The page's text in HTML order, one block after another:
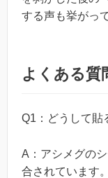
する声も挙がっ
よくある質
Q1：どうして貼
A：アシメグの
合されています